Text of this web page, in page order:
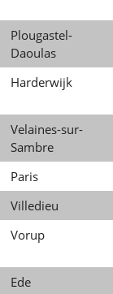
Plougastel-
Daoulas
Harderwijk
Velaines-sur-
Sambre
Paris
Villedieu
Vorup
Ede